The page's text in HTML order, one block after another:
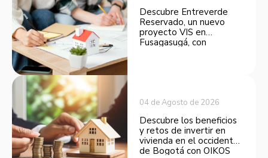
Descubre Entreverde
Reservado, un nuevo
proyecto VIS en
Fusagasugá, con
04 de Agosto de 2026
Descubre los beneficios
y retos de invertir en
vivienda en el occidente
de Bogotá con OIKOS